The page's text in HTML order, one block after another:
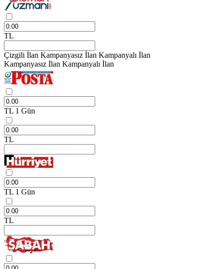
TL
Çizgili İlan Kampanyasız İlan Kampanyalı İlan
Kampanyasız İlan Kampanyalı İlan
TL 1 Gün
TL
TL 1 Gün
TL